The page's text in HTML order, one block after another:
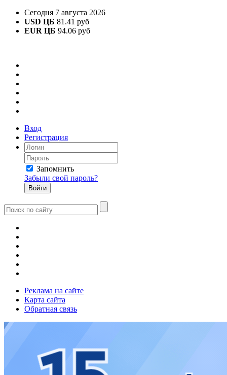
Сегодня 7 августа 2026
USD ЦБ 81.41 руб
EUR ЦБ 94.06 руб
Вход
Регистрация
Запомнить
Забыли свой пароль?
Реклама на сайте
Карта сайта
Обратная связь